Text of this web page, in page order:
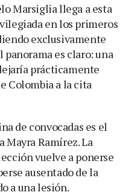
Marsiglia llega a esta
en los primeros
exclusivamente
panorama es claro: una
prácticamente
Colombia a la cita
de convocadas es el
Mayra Ramírez. La
vuelve a ponerse
ausentado de la
a una lesión.